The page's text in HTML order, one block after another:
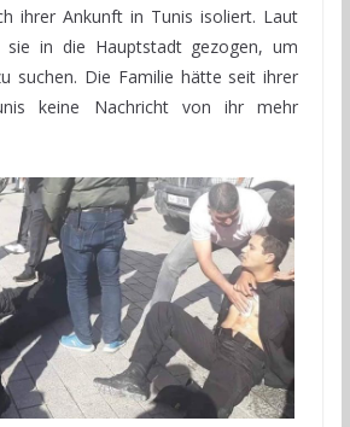
ihrer Ankunft in Tunis isoliert. Laut
sie in die Hauptstadt gezogen, um
suchen. Die Familie hätte seit ihrer
keine Nachricht von ihr mehr